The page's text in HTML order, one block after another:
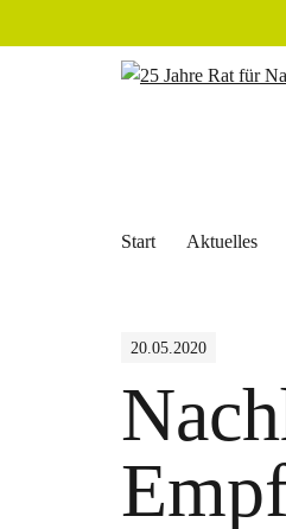
Start Aktuelles
20.05.2020